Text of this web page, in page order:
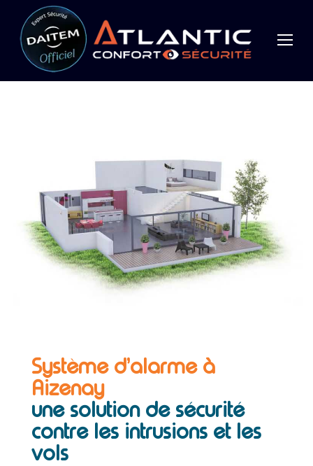
Système d’alarme à
Aizenay
une solution de sécurité
contre les intrusions et les
vols